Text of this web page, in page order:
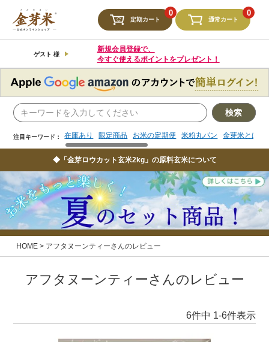
定期カート
0
通常カート
0
ゲスト 様
新規会員登録で、
今すぐ使えるポイントをプレゼント！
検索
注目キーワード： 在庫あり 限定商品 お米の定期便 米粉丸パン 金芽米とは
注目キーワード： 限定商品 お米の定期便 米粉丸パン 金芽米とは
◆「金芽ロウカット玄米2kg」の原料玄米について
HOME アフタヌーンティーさんのレビュー
アフタヌーンティーさんのレビュー
6件中 1-6件表示